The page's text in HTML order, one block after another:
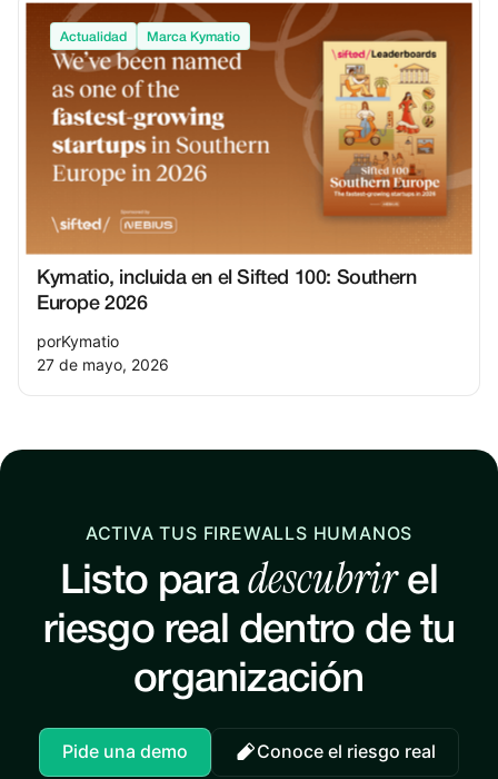
Actualidad Marca Kymatio
Kymatio, incluida en el Sifted 100: Southern
Europe 2026
porKymatio
27 de mayo, 2026
ACTIVA TUS FIREWALLS HUMANOS
Listo paradescubrirel
riesgo real dentro de tu
organización
Pide una demo Conoce el riesgo real